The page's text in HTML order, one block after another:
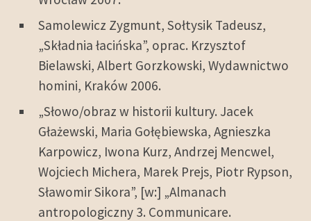
Samolewicz Zygmunt, Sołtysik Tadeusz,
„Składnia łacińska”, oprac. Krzysztof
Bielawski, Albert Gorzkowski, Wydawnictwo
homini, Kraków 2006.
„Słowo/obraz w historii kultury. Jacek
Głażewski, Maria Gołębiewska, Agnieszka
Karpowicz, Iwona Kurz, Andrzej Mencwel,
Wojciech Michera, Marek Prejs, Piotr Rypson,
Sławomir Sikora”, [w:] „Almanach
antropologiczny 3. Communicare.